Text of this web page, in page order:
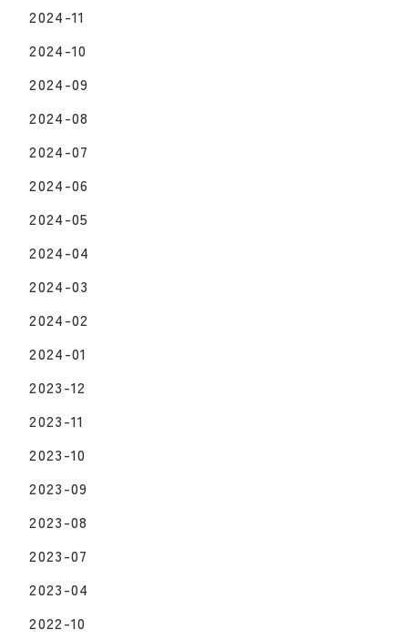
2024-11
2024-10
2024-09
2024-08
2024-07
2024-06
2024-05
2024-04
2024-03
2024-02
2024-01
2023-12
2023-11
2023-10
2023-09
2023-08
2023-07
2023-04
2022-10